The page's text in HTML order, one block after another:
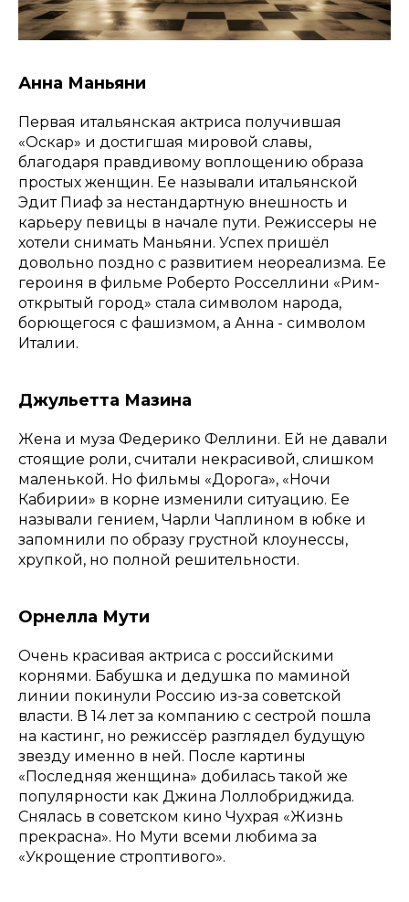
Анна Маньяни
Первая итальянская актриса получившая
«Оскар» и достигшая мировой славы,
благодаря правдивому воплощению образа
простых женщин. Ее называли итальянской
Эдит Пиаф за нестандартную внешность и
карьеру певицы в начале пути. Режиссеры не
хотели снимать Маньяни. Успех пришёл
довольно поздно с развитием неореализма. Ее
героиня в фильме Роберто Росселлини «Рим-
открытый город» стала символом народа,
борющегося с фашизмом, а Анна - символом
Италии.
Джульетта Мазина
Жена и муза Федерико Феллини. Ей не давали
стоящие роли, считали некрасивой, слишком
маленькой. Но фильмы «Дорога», «Ночи
Кабирии» в корне изменили ситуацию. Ее
называли гением, Чарли Чаплином в юбке и
запомнили по образу грустной клоунессы,
хрупкой, но полной решительности.
Орнелла Мути
Очень красивая актриса с российскими
корнями. Бабушка и дедушка по маминой
линии покинули Россию из-за советской
власти. В 14 лет за компанию с сестрой пошла
на кастинг, но режиссёр разглядел будущую
звезду именно в ней. После картины
«Последняя женщина» добилась такой же
популярности как Джина Лоллобриджида.
Снялась в советском кино Чухрая «Жизнь
прекрасна». Но Мути всеми любима за
«Укрощение строптивого».